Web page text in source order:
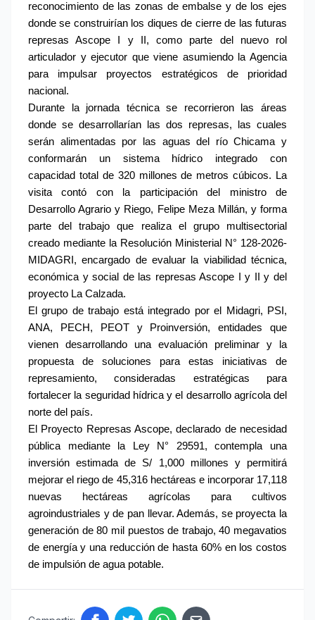
reconocimiento de las zonas de embalse y de los ejes
donde se construirían los diques de cierre de las futuras
represas Ascope I y II, como parte del nuevo rol
articulador y ejecutor que viene asumiendo la Agencia
para impulsar proyectos estratégicos de prioridad
nacional.
Durante la jornada técnica se recorrieron las áreas
donde se desarrollarían las dos represas, las cuales
serán alimentadas por las aguas del río Chicama y
conformarán un sistema hídrico integrado con
capacidad total de 320 millones de metros cúbicos. La
visita contó con la participación del ministro de
Desarrollo Agrario y Riego, Felipe Meza Millán, y forma
parte del trabajo que realiza el grupo multisectorial
creado mediante la Resolución Ministerial N° 128-2026-
MIDAGRI, encargado de evaluar la viabilidad técnica,
económica y social de las represas Ascope I y II y del
proyecto La Calzada.
El grupo de trabajo está integrado por el Midagri, PSI,
ANA, PECH, PEOT y Proinversión, entidades que
vienen desarrollando una evaluación preliminar y la
propuesta de soluciones para estas iniciativas de
represamiento, consideradas estratégicas para
fortalecer la seguridad hídrica y el desarrollo agrícola del
norte del país.
El Proyecto Represas Ascope, declarado de necesidad
pública mediante la Ley N° 29591, contempla una
inversión estimada de S/ 1,000 millones y permitirá
mejorar el riego de 45,316 hectáreas e incorporar 17,118
nuevas hectáreas agrícolas para cultivos
agroindustriales y de pan llevar. Además, se proyecta la
generación de 80 mil puestos de trabajo, 40 megavatios
de energía y una reducción de hasta 60% en los costos
de impulsión de agua potable.